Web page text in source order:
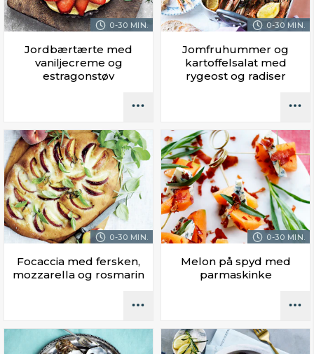
0-30 MIN.
Jordbærtærte med
vaniljecreme og
estragonstøv
0-30 MIN.
Jomfruhummer og
kartoffelsalat med
rygeost og radiser
0-30 MIN.
Focaccia med fersken,
mozzarella og rosmarin
0-30 MIN.
Melon på spyd med
parmaskinke